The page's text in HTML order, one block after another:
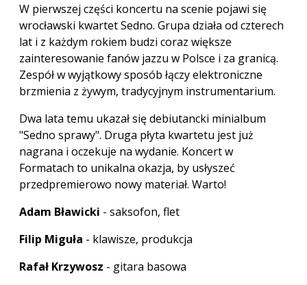
W pierwszej części koncertu na scenie pojawi się
wrocławski kwartet Sedno. Grupa działa od czterech
lat i z każdym rokiem budzi coraz większe
zainteresowanie fanów jazzu w Polsce i za granicą.
Zespół w wyjątkowy sposób łączy elektroniczne
brzmienia z żywym, tradycyjnym instrumentarium.
Dwa lata temu ukazał się debiutancki minialbum
"Sedno sprawy". Druga płyta kwartetu jest już
nagrana i oczekuje na wydanie. Koncert w
Formatach to unikalna okazja, by usłyszeć
przedpremierowo nowy materiał. Warto!
Adam Bławicki - saksofon, flet
Filip Miguła - klawisze, produkcja
Rafał Krzywosz - gitara basowa